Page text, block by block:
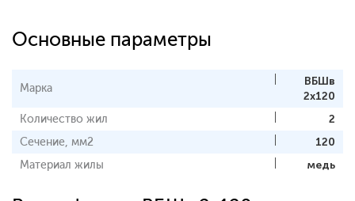
Основные параметры
Марка
ВБШв
2х120
Количество жил
2
Сечение, мм2
120
Материал жилы
медь